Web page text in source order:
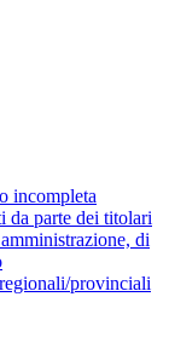
incompleta
da parte dei titolari
di
provinciali